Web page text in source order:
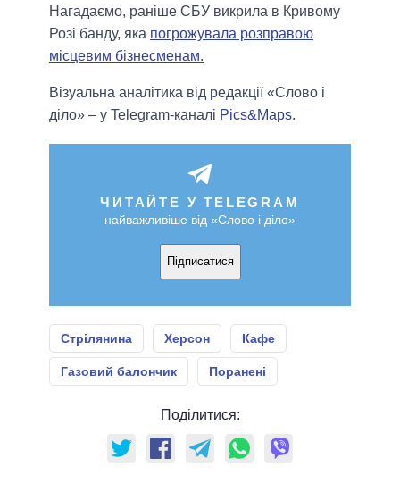
Нагадаємо, раніше СБУ викрила в Кривому
Розі банду, яка погрожувала розправою
місцевим бізнесменам.
Візуальна аналітика від редакції «Слово і
діло» – у Telegram-каналі Pics&Maps.
ЧИТАЙТЕ У TELEGRAM
найважливіше від «Слово і діло»
Підписатися
Стрілянина Херсон Кафе
Газовий балончик Поранені
Поділитися: